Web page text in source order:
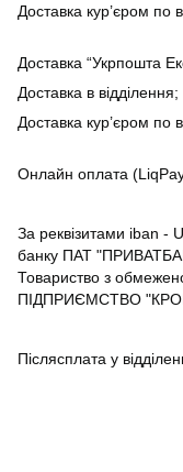
Доставка кур’єром по
Доставка “Укрпошта
Доставка в відділення;
Доставка кур’єром по
Онлайн оплата
За реквізитами iban -
банку ПАТ
Товариство з
ПІДПРИЄМСТВО
Післясплата у